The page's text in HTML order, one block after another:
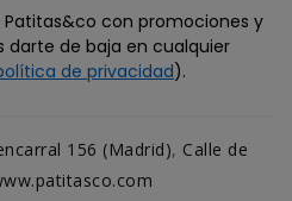
con promociones y
darte de baja en cualquier
de privacidad).
156 (Madrid), Calle de